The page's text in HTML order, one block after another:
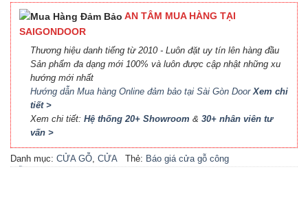
AN TÂM MUA HÀNG TẠI
SAIGONDOOR
Thương hiệu danh tiếng từ 2010 - Luôn đặt uy tín lên hàng đầu
Sản phẩm đa dạng mới 100% và luôn được cập nhật những xu
hướng mới nhất
Hướng dẫn Mua hàng Online đảm bảo tại Sài Gòn DoorXem chi
tiết >
Xem chi tiết: Hệ thống 20+ Showroom & 30+ nhân viên tư
vấn >
Danh mục: CỬA GỖ, CỬA
Thẻ: Báo giá cửa gỗ công